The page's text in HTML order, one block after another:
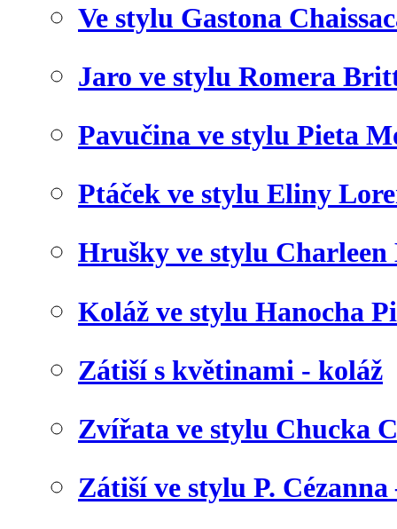
Ve stylu Gastona
Jaro ve stylu Romera
Pavučina ve stylu Pieta
Ptáček ve stylu Eliny
Hrušky ve stylu
Koláž ve stylu Hanocha
Zátiší s květinami - koláž
Zvířata ve stylu Chucka
Zátiší ve stylu P.